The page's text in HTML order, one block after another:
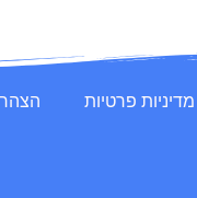
מדיניות פרטיות